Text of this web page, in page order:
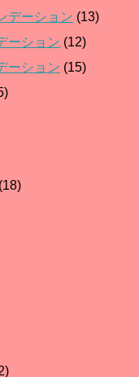
デーション (13)
ーション (12)
ーション (15)